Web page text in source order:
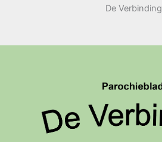
De Verbinding